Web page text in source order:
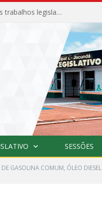
Câmara Municipal de Jacundá abre oficialmente os trabalhos legislativos de 2026
SESSÕES
GASOLINA COMUM, ÓLEO